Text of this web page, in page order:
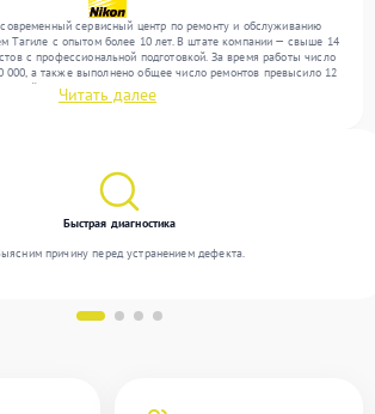
сервисный центр по ремонту и обслуживанию
Тагиле с опытом более 10 лет. В штате компании — свыше 14
с профессиональной подготовкой. За время работы число
000, а также выполнено общее число ремонтов превысило 12
центр поступает свыше 300 единиц техники, включая , ,
спектром неисправностей и обеспечиваем надежный
Читать далее
Быстрая диагностика
причину перед устранением дефекта.